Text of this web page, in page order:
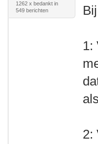
1262 x bedankt in
549 berichten
1:
2: